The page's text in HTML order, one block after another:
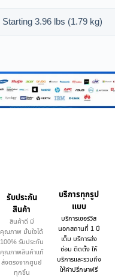
Starting 3.96 lbs (1.79 kg)
รับประกัน
สินค้า
สินค้าดี มี
คุณภาพ มั่นใจได้
100% รับประกัน
คุณภาพสินค้าแท้
ส่งตรงจากศูนย์
ทุกชิ้น
บริการทุกรูป
แบบ
บริการเซอร์วิส
นอกสถานที่ 1 ปี
เต็ม บริการส่ง
ซ่อม ติดตั้ง ให้
บริการและรวมถึง
ให้คำปรึกษาฟรี